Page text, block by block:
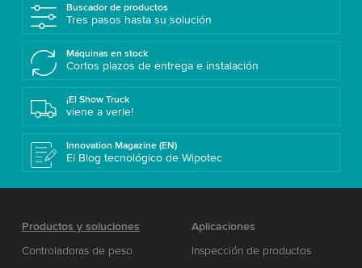
Buscador de productos
Tres pasos hasta su solución
Máquinas en stock
Cortos plazos de entrega e instalación
¡El Show Truck
viene a verle!
Innovation Magazine (EN)
El Blog tecnológico de Wipotec
Productos y soluciones
Controladoras de peso
Aplicaciones
Inspección de productos